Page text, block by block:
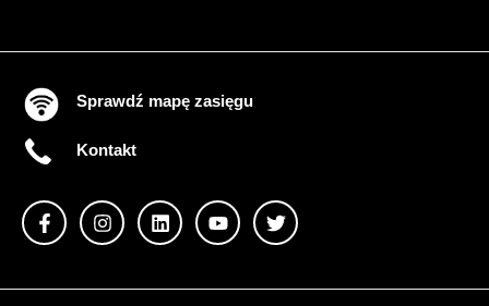
Sprawdź mapę zasięgu
Kontakt